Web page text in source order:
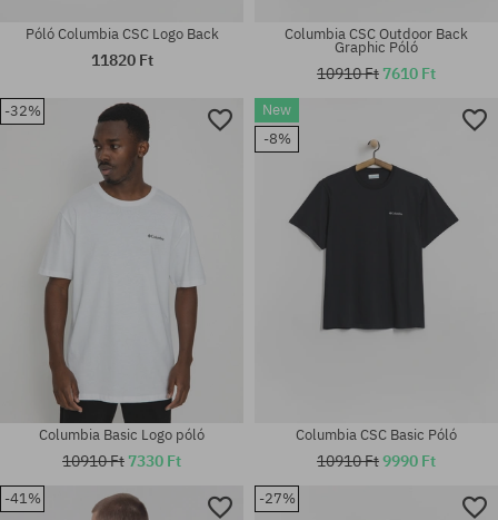
Elérhető méretek:
M; L; XL; XXL
Elérhető méretek:
M; L; XL; XXL
Póló Columbia CSC Logo Back
11820 Ft
Columbia CSC Outdoor Back
Graphic Póló
10910 Ft 7610 Ft
-32%
Columbia Basic Logo póló
10910 Ft 7330 Ft
New
-8%
Columbia CSC Basic Póló
10910 Ft9990 Ft
-41% -27%